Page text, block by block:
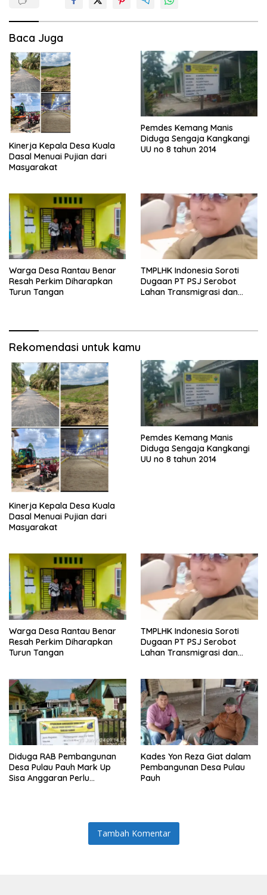
Baca Juga
Kinerja Kepala Desa Kuala
Dasal Menuai Pujian dari
Masyarakat
Pemdes Kemang Manis
Diduga Sengaja Kangkangi
UU no 8 tahun 2014
Warga Desa Rantau Benar
Resah Perkim Diharapkan
Turun Tangan
TMPLHK Indonesia Soroti
Dugaan PT PSJ Serobot
Lahan Transmigrasi dan
Rekomendasi untuk kamu
Kinerja Kepala Desa Kuala
Dasal Menuai Pujian dari
Masyarakat
Pemdes Kemang Manis
Diduga Sengaja Kangkangi
UU no 8 tahun 2014
Warga Desa Rantau Benar
Resah Perkim Diharapkan
Turun Tangan
TMPLHK Indonesia Soroti
Dugaan PT PSJ Serobot
Lahan Transmigrasi dan
Diduga RAB Pembangunan
Desa Pulau Pauh Mark Up
Sisa Anggaran Perlu
Kades Yon Reza Giat dalam
Pembangunan Desa Pulau
Pauh
Tambah Komentar